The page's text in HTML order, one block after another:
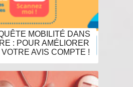
MOBILITÉ DANS
: POUR AMÉLIORER
AVIS COMPTE !